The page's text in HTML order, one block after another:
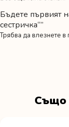
Бъдете първият
сестричка“”
Трябва да влезнете в
Също